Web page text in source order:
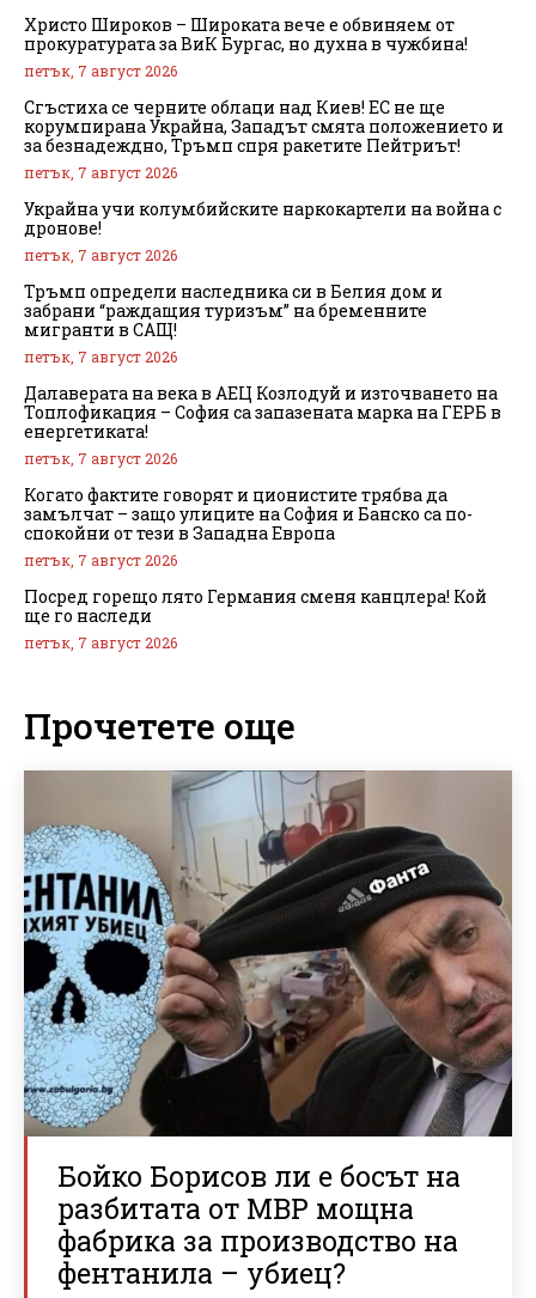
Христо Широков – Широката вече е обвиняем от
прокуратурата за ВиК Бургас, но духна в чужбина!
петък, 7 август 2026
Сгъстиха се черните облаци над Киев! ЕС не ще
корумпирана Украйна, Западът смята положението и
за безнадеждно, Тръмп спря ракетите Пейтриът!
петък, 7 август 2026
Украйна учи колумбийските наркокартели на война с
дронове!
петък, 7 август 2026
Тръмп определи наследника си в Белия дом и
забрани “раждащия туризъм” на бременните
мигранти в САЩ!
петък, 7 август 2026
Далаверата на века в АЕЦ Козлодуй и източването на
Топлофикация – София са запазената марка на ГЕРБ в
енергетиката!
петък, 7 август 2026
Когато фактите говорят и ционистите трябва да
замълчат – защо улиците на София и Банско са по-
спокойни от тези в Западна Европа
петък, 7 август 2026
Посред горещо лято Германия сменя канцлера! Кой
ще го наследи
петък, 7 август 2026
Прочетете още
Бойко Борисов ли е босът на
разбитата от МВР мощна
фабрика за производство на
фентанила – убиец?